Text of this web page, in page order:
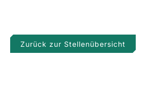
Zurück zur Stellenübersicht